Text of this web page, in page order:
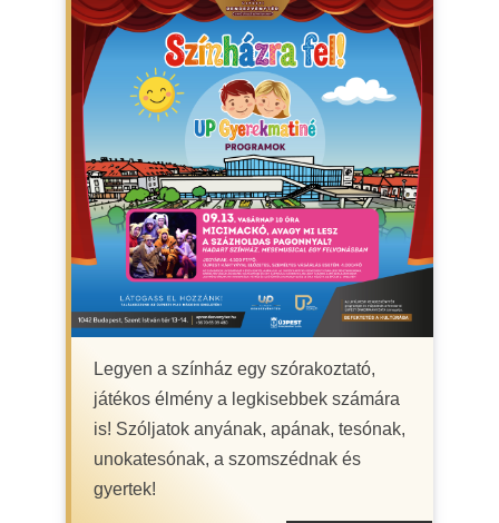
Legyen a színház egy szórakoztató,
játékos élmény a legkisebbek számára
is! Szóljatok anyának, apának, tesónak,
unokatesónak, a szomszédnak és
gyertek!